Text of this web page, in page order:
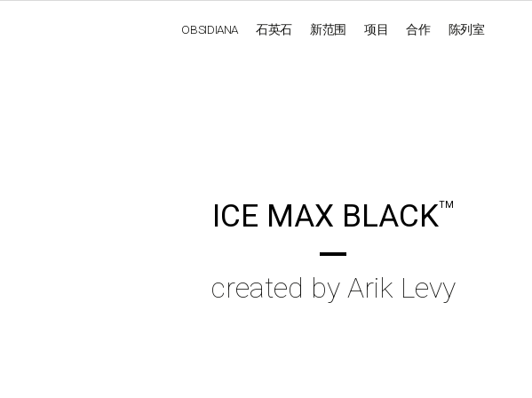
OBSIDIANA 石英石 新范围 项目 合作 陈列室
ICE MAX BLACKTM
created by Arik Levy